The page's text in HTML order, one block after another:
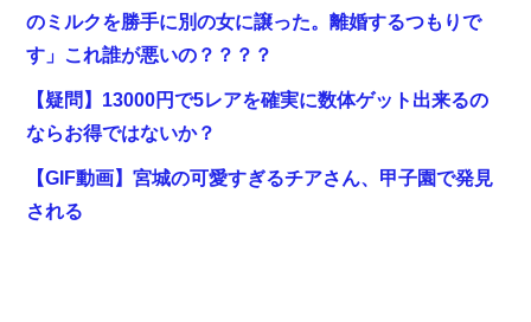
のミルクを勝手に別の女に譲った。離婚するつもりで
す」これ誰が悪いの？？？？
【疑問】13000円で5レアを確実に数体ゲット出来るの
ならお得ではないか？
【GIF動画】宮城の可愛すぎるチアさん、甲子園で発見
される